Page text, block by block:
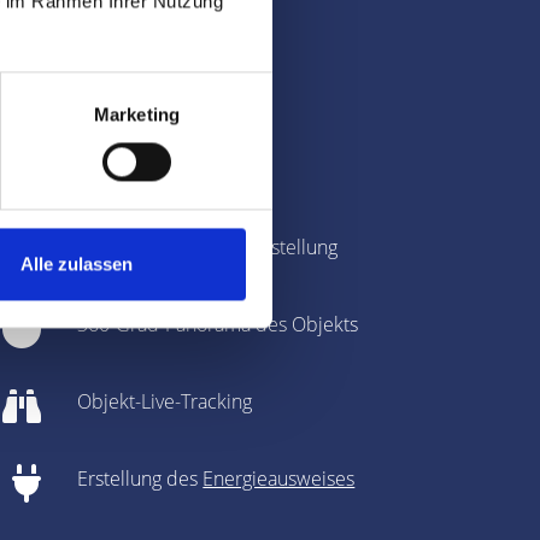
Marketing
Alle zulassen
Immobilienbewertung
Fotografie & Exposé-Erstellung
360-Grad-Panorama des Objekts
Objekt-Live-Tracking
Erstellung des Energieausweises